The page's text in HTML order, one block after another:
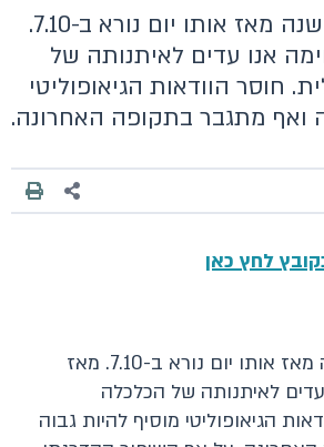
אתמול ציינו חצי שנה מאז אותו יום נורא ב-7.10.
אנו עדים לאיתנותה של
חוסר הוודאות הגיאופוליטי
ואף מתגבר בתקופה האחרונה.
לחץ כאן
אתמול ציינו חצי שנה מאז אותו יום נורא ב-7.10. מאז
לאיתנותה של הכלכלה
הגיאופוליטי מוסיף להיות גבוה